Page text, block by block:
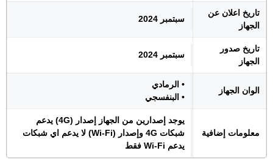
تاريخ اعلان عن
الجهاز
سبتمبر 2024
تاريخ صدور
الجهاز
سبتمبر 2024
الوان الجهاز
• الرمادي
• البنفسجي
معلومات إضافية
يوجد إصدارين من الجهاز إصدار (4G) يدعم
شبكات 4G وإصدار (Wi-Fi) لا يدعم اي شبكات
يدعم Wi-Fi فقط